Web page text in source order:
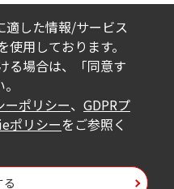
切行わないでくださ
変更により、何らか
弊社では一切の保
、内容の変更の結
生じたとしても、弊
責任を負いません。
品発売当時の内容
おいて、法律、仕
適した情報/サービス
用しております。
る場合は、「同意す
ーポリシー、 GDPRプ
ポリシーをご参照く
る